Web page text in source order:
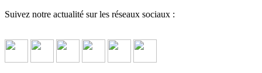
Suivez notre actualité sur les réseaux sociaux :